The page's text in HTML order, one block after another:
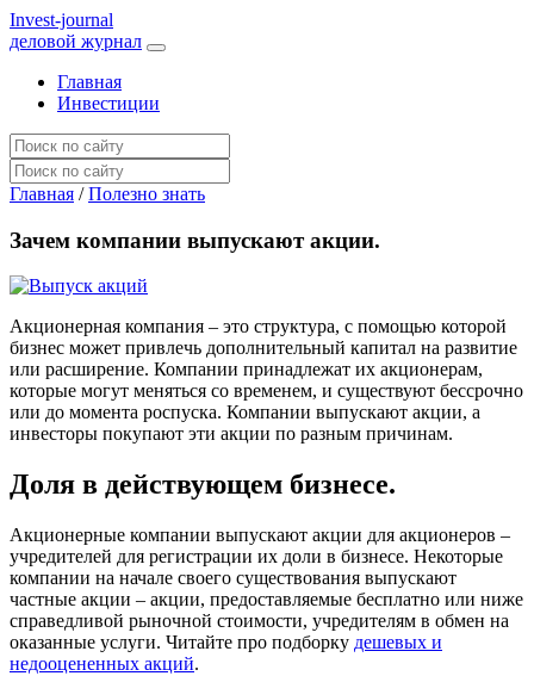
Invest-journal
деловой журнал
Главная
Инвестиции
Главная / Полезно знать
Зачем компании выпускают акции.
Акционерная компания – это структура, с помощью которой
бизнес может привлечь дополнительный капитал на развитие
или расширение. Компании принадлежат их акционерам,
которые могут меняться со временем, и существуют бессрочно
или до момента роспуска. Компании выпускают акции, а
инвесторы покупают эти акции по разным причинам.
Доля в действующем бизнесе.
Акционерные компании выпускают акции для акционеров –
учредителей для регистрации их доли в бизнесе. Некоторые
компании на начале своего существования выпускают
частные акции – акции, предоставляемые бесплатно или ниже
справедливой рыночной стоимости, учредителям в обмен на
оказанные услуги. Читайте про подборку дешевых и
недооцененных акций.